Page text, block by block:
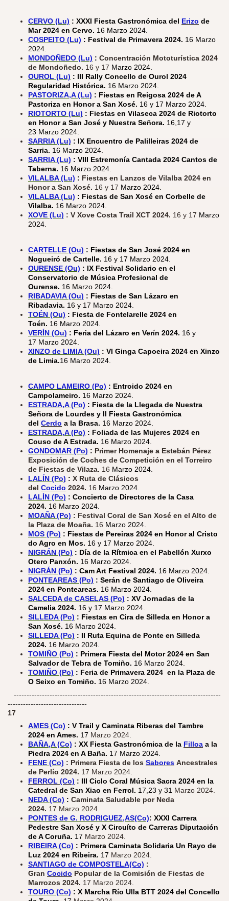
CERVO (Lu) : XXXI Fiesta Gastronómica del Erizo de
Mar 2024 en Cervo. 16 Marzo 2024.
COSPEITO (Lu) : Festival de Primavera 2024. 16 Marzo
2024.
MONDOÑEDO (Lu) : Concentración Mototurística 2024
de Mondoñedo. 16 y 17 Marzo 2024.
OUROL (Lu) : III Rally Concello de Ourol 2024
Regularidad Histórica. 16 Marzo 2024.
PASTORIZA,A (Lu) : Fiestas en Reigosa 2024 de A
Pastoriza en Honor a San Xosé. 16 y 17 Marzo 2024.
RIOTORTO (Lu) : Fiestas en Vilaseca 2024 de Riotorto
en Honor a San José y Nuestra Señora. 16,17 y
23 Marzo 2024.
SARRIA (Lu) : IX Encuentro de Palilleiras 2024 de
Sarria. 16 Marzo 2024.
SARRIA (Lu) : VIII Estremonía Cantada 2024 Cantos de
Taberna. 16 Marzo 2024.
VILALBA (Lu) : Fiestas en Lanzos de Vilalba 2024 en
Honor a San Xosé. 16 y 17 Marzo 2024.
VILALBA (Lu) : Fiestas de San Xosé en Corbelle de
Vilalba. 16 Marzo 2024.
XOVE (Lu) : V Xove Costa Trail XCT 2024. 16 y 17 Marzo
2024.
CARTELLE (Ou) : Fiestas de San José 2024 en
Nogueiró de Cartelle. 16 y 17 Marzo 2024.
OURENSE (Ou) : IX Festival Solidario en el
Conservatorio de Música Profesional de
Ourense. 16 Marzo 2024.
RIBADAVIA (Ou) : Fiestas de San Lázaro en
Ribadavia. 16 y 17 Marzo 2024.
TOÉN (Ou) : Fiesta de Fontelarelle 2024 en
Toén. 16 Marzo 2024.
VERÍN (Ou) : Feria del Lázaro en Verín 2024. 16 y
17 Marzo 2024.
XINZO de LIMIA (Ou) : VI Ginga Capoeira 2024 en Xinzo
de Limia.16 Marzo 2024.
CAMPO LAMEIRO (Po) : Entroido 2024 en
Campolameiro. 16 Marzo 2024.
ESTRADA,A (Po) : Fiesta de la Llegada de Nuestra
Señora de Lourdes y II Fiesta Gastronómica
del Cerdo a la Brasa. 16 Marzo 2024.
ESTRADA,A (Po) : Foliada de las Mujeres 2024 en
Couso de A Estrada. 16 Marzo 2024.
GONDOMAR (Po) : Primer Homenaje a Estebán Pérez
Exposición de Coches de Competición en el Torreiro
de Fiestas de Vilaza. 16 Marzo 2024.
LALÍN (Po) : X Ruta de Clásicos
del Cocido 2024. 16 Marzo 2024.
LALÍN (Po) : Concierto de Directores de la Casa
2024. 16 Marzo 2024.
MOAÑA (Po) : Festival Coral de San Xosé en el Alto de
la Plaza de Moaña. 16 Marzo 2024.
MOS (Po) : Fiestas de Pereiras 2024 en Honor al Cristo
do Agro en Mos. 16 y 17 Marzo 2024.
NIGRÁN (Po) : Día de la Rítmica en el Pabellón Xurxo
Otero Panxón. 16 Marzo 2024.
NIGRÁN (Po) : Cam Art Festival 2024. 16 Marzo 2024.
PONTEAREAS (Po) : Serán de Santiago de Oliveira
2024 en Ponteareas. 16 Marzo 2024.
SALCEDA de CASELAS (Po) : XV Jornadas de la
Camelia 2024. 16 y 17 Marzo 2024.
SILLEDA (Po) : Fiestas en Cira de Silleda en Honor a
San Xosé. 16 Marzo 2024.
SILLEDA (Po) : II Ruta Equina de Ponte en Silleda
2024. 16 Marzo 2024.
TOMIÑO (Po) : Primera Fiesta del Motor 2024 en San
Salvador de Tebra de Tomiño. 16 Marzo 2024.
TOMIÑO (Po) : Feria de Primavera 2024 en la Plaza de
O Seixo en Tomiño. 16 Marzo 2024.
---------------------------------------------------------------------------------
-------------------------------
17
AMES (Co) : V Trail y Caminata Riberas del Tambre
2024 en Ames. 17 Marzo 2024.
BAÑA,A (Co) : XX Fiesta Gastronómica de la Filloa a la
Piedra 2024 en A Baña. 17 Marzo 2024.​
FENE (Co) : Primera Fiesta de los Sabores Ancestrales
de Perlío 2024. 17 Marzo 2024.
FERROL (Co) : III Ciclo Coral Música Sacra 2024 en la
Catedral de San Xiao en Ferrol. 17,23 y 31 Marzo 2024.
NEDA (Co) : Caminata Saludable por Neda
2024. 17 Marzo 2024.
PONTES de G. RODRIGUEZ,AS(Co): XXXI Carrera
Pedestre San Xosé y X Circuíto de Carreras Diputación
de A Coruña. 17 Marzo 2024.
RIBEIRA (Co) : Primera Caminata Solidaria Un Rayo de
Luz 2024 en Ribeira. 17 Marzo 2024.
SANTIAGO de COMPOSTELA(Co) :
Gran Cocido Popular de la Comisión de Fiestas de
Marrozos 2024. 17 Marzo 2024.
TOURO (Co) : X Marcha Río Ulla BTT 2024 del Concello